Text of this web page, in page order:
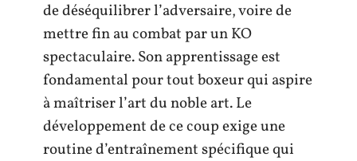
de déséquilibrer l’adversaire, voire de
mettre fin au combat par un KO
spectaculaire. Son apprentissage est
fondamental pour tout boxeur qui aspire
à maîtriser l’art du noble art. Le
développement de ce coup exige une
routine d’entraînement spécifique qui